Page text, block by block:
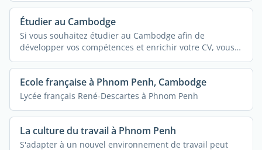
Étudier au Cambodge
Si vous souhaitez étudier au Cambodge afin de
développer vos compétences et enrichir votre CV, vous
...
Ecole française à Phnom Penh, Cambodge
Lycée français René-Descartes à Phnom Penh
La culture du travail à Phnom Penh
S'adapter à un nouvel environnement de travail peut